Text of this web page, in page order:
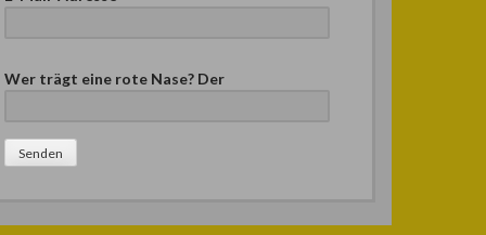
i
Wer trägt eine rote Nase? Der